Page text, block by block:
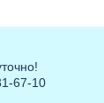
67-10